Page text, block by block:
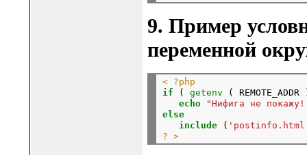
9. Пример
переменной
< ?php
if ( getenv (
echo
"Нифига не
else
include (
? >